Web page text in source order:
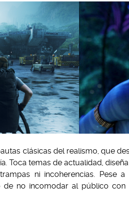
clásicas del realismo, que
Toca temas de actualidad,
ni incoherencias. Pese
de no incomodar al público